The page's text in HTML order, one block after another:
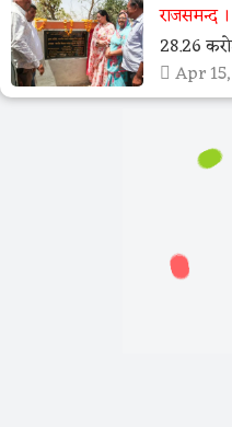
राजसमन्द
28.26
Apr